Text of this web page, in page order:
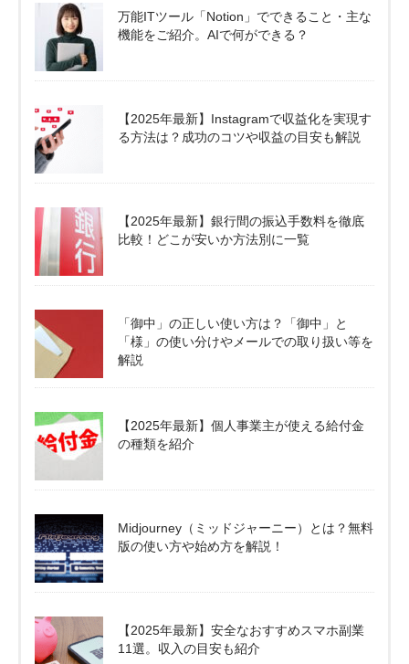
万能ITツール「Notion」でできること・主な
機能をご紹介。AIで何ができる？
【2025年最新】Instagramで収益化を実現す
る方法は？成功のコツや収益の目安も解説
【2025年最新】銀行間の振込手数料を徹底
比較！どこが安いか方法別に一覧
「御中」の正しい使い方は？「御中」と
「様」の使い分けやメールでの取り扱い等を
解説
【2025年最新】個人事業主が使える給付金
の種類を紹介
Midjourney（ミッドジャーニー）とは？無料
版の使い方や始め方を解説！
【2025年最新】安全なおすすめスマホ副業
11選。収入の目安も紹介